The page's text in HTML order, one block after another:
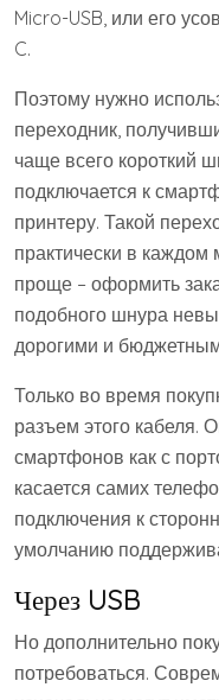
Micro-USB, или его
C.
Поэтому нужно
переходник,
чаще всего короткий
подключается к
принтеру. Такой
практически в каждом
проще – оформить
подобного шнура
дорогими и
Только во время
разъем этого кабеля.
смартфонов как с
касается самих
подключения к
умолчанию
Через USB
Но дополнительно
потребоваться.